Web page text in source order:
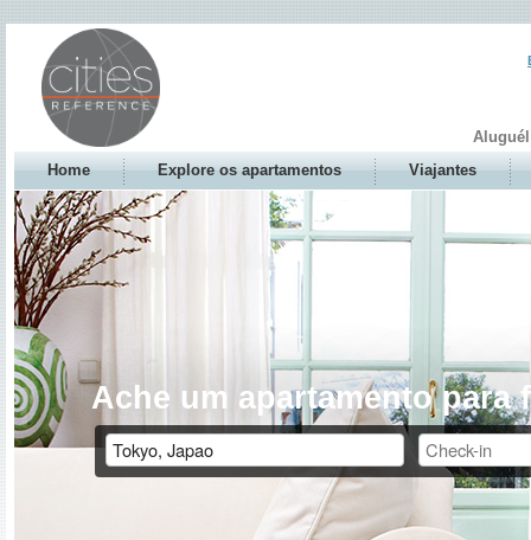
Home Explore os apartamentos Viajantes
Ache um apartamento para